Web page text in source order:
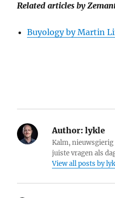
Related articles by
Buyology by Martin
Author: lykle
Kalm, nieuwsgierig
juiste vragen als
View all posts by